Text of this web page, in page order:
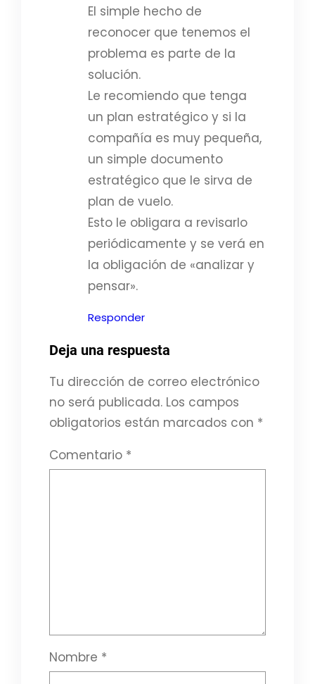
El simple hecho de
reconocer que tenemos el
problema es parte de la
solución.
Le recomiendo que tenga
un plan estratégico y si la
compañía es muy pequeña,
un simple documento
estratégico que le sirva de
plan de vuelo.
Esto le obligara a revisarlo
periódicamente y se verá en
la obligación de «analizar y
pensar».
Responder
Deja una respuesta
Tu dirección de correo electrónico
no será publicada. Los campos
obligatorios están marcados con *
Comentario *
Nombre *